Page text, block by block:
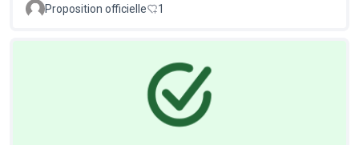
Proposition officielle 1